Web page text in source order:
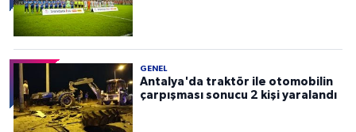
GENEL
Antalya'da traktör ile otomobilin
çarpışması sonucu 2 kişi yaralandı